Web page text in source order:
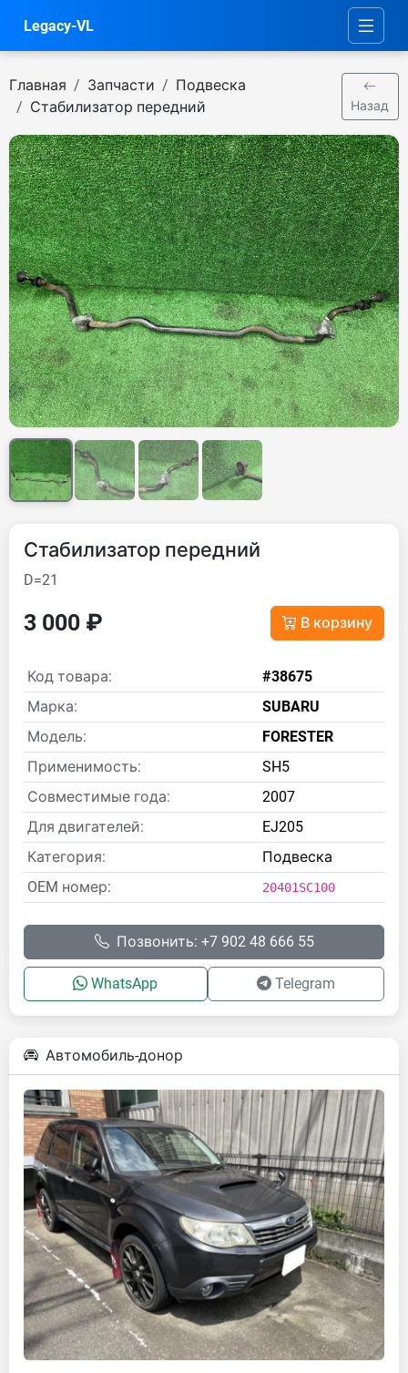
Legacy-VL
Главная Запчасти
Подвеска
Стабилизатор передний
Назад
Стабилизатор передний
D=21
3 000 ₽ В корзину
Код товара:
#38675
Марка:
SUBARU
Модель:
FORESTER
Применимость:
SH5
Совместимые года:
2007
Для двигателей:
EJ205
Категория:
Подвеска
OEM номер:
20401SC100
Позвонить: +7 902 48 666 55
WhatsApp Telegram
Автомобиль-донор